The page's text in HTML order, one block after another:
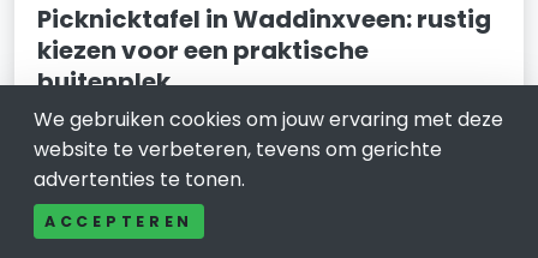
Picknicktafel in Waddinxveen: rustig
kiezen voor een praktische
buitenplek
30 maart 2026
In Waddinxveen zijn buitenruimtes vaak overzichtelijk
en functioneel ingericht. Tuinen liggen dicht bij het
huis, er zijn veel groene stroken tussen woningen en
We gebruiken cookies om jouw ervaring met deze
website te verbeteren, tevens om gerichte
advertenties te tonen.
ACCEPTEREN